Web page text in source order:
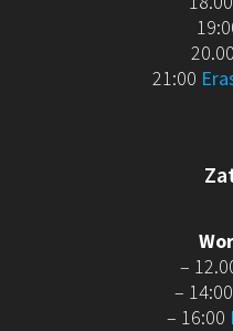
20.00
21:00
–
– 14:00
– 16:00